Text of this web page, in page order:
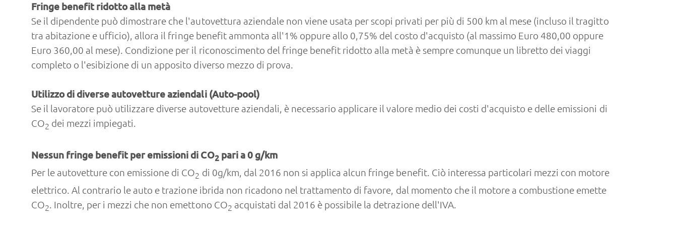
Fringe benefit ridotto alla metà
Se il dipendente può dimostrare che l'autovettura aziendale non viene usata per scopi privati per più di 500 km al mese (incluso il tragitto
tra abitazione e ufficio), allora il fringe benefit ammonta all'1% oppure allo 0,75% del costo d'acquisto (al massimo Euro 480,00 oppure
Euro 360,00 al mese). Condizione per il riconoscimento del fringe benefit ridotto alla metà è sempre comunque un libretto dei viaggi
completo o l'esibizione di un apposito diverso mezzo di prova.
Utilizzo di diverse autovetture aziendali (Auto-pool)
Se il lavoratore può utilizzare diverse autovetture aziendali, è necessario applicare il valore medio dei costi d'acquisto e delle emissioni di
CO2 dei mezzi impiegati.
Nessun fringe benefit per emissioni di CO2pari a 0 g/km
Per le autovetture con emissione di CO2 di 0g/km, dal 2016 non si applica alcun fringe benefit. Ciò interessa particolari mezzi con motore
elettrico. Al contrario le auto e trazione ibrida non ricadono nel trattamento di favore, dal momento che il motore a combustione emette
CO2. Inoltre, per i mezzi che non emettono CO2 acquistati dal 2016 è possibile la detrazione dell'IVA.